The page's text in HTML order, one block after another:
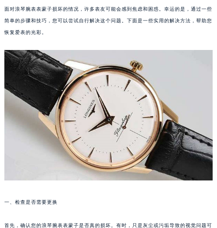
面对浪琴腕表表蒙子损坏的情况，许多表友可能会感到焦虑和困惑。幸运的是，通过一些
简单的步骤和技巧，您可以尝试自行解决这个问题。下面是一些实用的解决方法，帮助您
恢复爱表的光彩。
一、检查是否需要更换
首先，确认您的浪琴腕表表蒙子是否真的损坏。有时，只是灰尘或污垢导致的视觉问题可